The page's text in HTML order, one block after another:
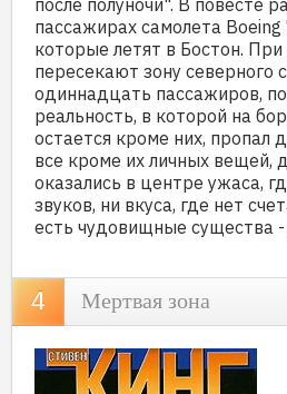
после полуночи". В повесте
пассажирах самолета
которые летят в Бостон. При
пересекают зону северного
одиннадцать пассажиров,
реальность, в которой на
остается кроме них, пропал
все кроме их личных
оказались в центре ужаса,
звуков, ни вкуса, где нет
есть чудовищные существа -
Мертвая зона